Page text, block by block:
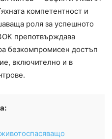
компетентност и
роля за успешното
препотвърждава
безкомпромисен достъп
включително и в